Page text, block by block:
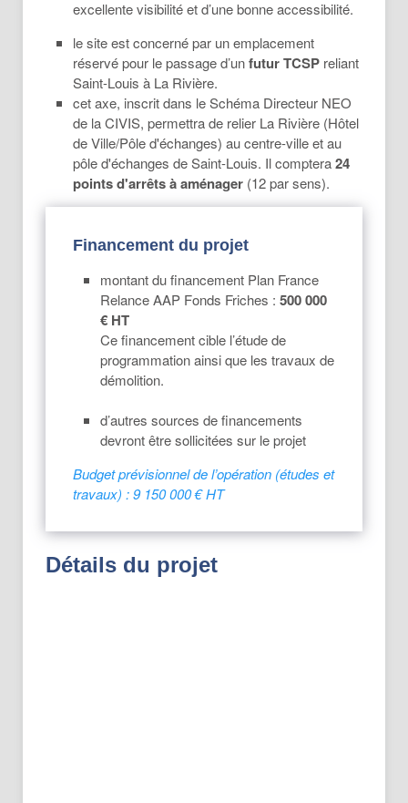
excellente visibilité et d’une bonne accessibilité.
le site est concerné par un emplacement
réservé pour le passage d’unfutur TCSP reliant
Saint-Louis à La Rivière.
cet axe, inscrit dans le Schéma Directeur NEO
de la CIVIS, permettra de relier La Rivière (Hôtel
de Ville/Pôle d'échanges) au centre-ville et au
pôle d'échanges de Saint-Louis. Il comptera24
points d'arrêts à aménager (12 par sens).
Financement du projet
montant du financement Plan France
Relance AAP Fonds Friches : 500 000
€ HT
Ce financement cible l’étude de
programmation ainsi que les travaux de
démolition.
d’autres sources de financements
devront être sollicitées sur le projet
Budget prévisionnel de l’opération (études et
travaux) : 9 150 000 € HT
Détails du projet